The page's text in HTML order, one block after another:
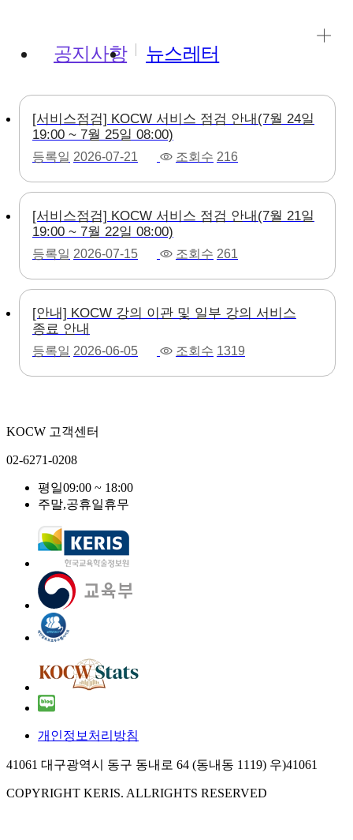
공지사항 뉴스레터
[서비스점검] KOCW 서비스 점검 안내(7월 24일
19:00 ~ 7월 25일 08:00)
등록일 2026-07-21 조회수 216
[서비스점검] KOCW 서비스 점검 안내(7월 21일
19:00 ~ 7월 22일 08:00)
등록일 2026-07-15 조회수 261
[안내] KOCW 강의 이관 및 일부 강의 서비스
종료 안내
등록일 2026-06-05 조회수 1319
KOCW 고객센터
02-6271-0208
평일09:00 ~ 18:00
주말,공휴일휴무
개인정보처리방침
41061 대구광역시 동구 동내로 64 (동내동 1119) 우)41061
COPYRIGHT KERIS. ALLRIGHTS RESERVED